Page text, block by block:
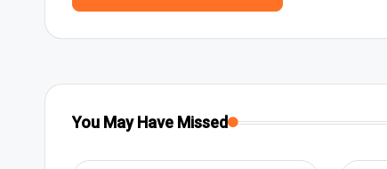
You May Have Missed